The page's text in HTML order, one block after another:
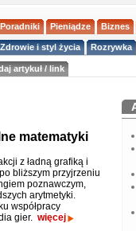
Poradniki Pieniądze Biznes
Zdrowie i styl życia Rozrywka
artykuł / link
matematyki
z ładną grafiką i
bliższym przyjrzeniu
poznawczym,
arytmetyki.
współpracy
gier. więcej